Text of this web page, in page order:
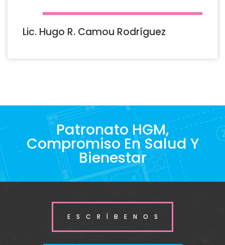
Lic. Hugo R. Camou Rodríguez
Patronato HGM,
Compromiso En Salud Y
Bienestar
ESCRÍBENOS